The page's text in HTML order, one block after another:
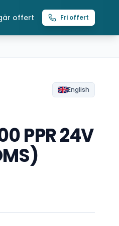
offert Fri offert
English
PPR 24V